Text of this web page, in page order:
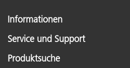
Informationen
Service und Support
Produktsuche